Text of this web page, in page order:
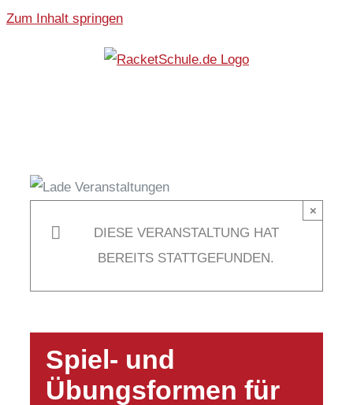
Zum Inhalt springen
DIESE VERANSTALTUNG HAT
BEREITS STATTGEFUNDEN.
×
Spiel- und
Übungsformen für